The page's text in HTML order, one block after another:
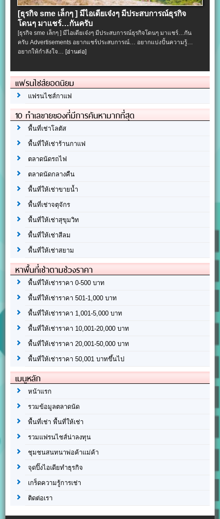
[ธุรกิจ sme เล็กๆ ] มีไอเดียเจ๋งๆ มีประสบการณ์ธุรกิจ
โดนๆ มาแชร์…กันครับ
[ธุรกิจ sme เล็กๆ ] มีไอเดียเจ๋งๆ มีประสบการณ์ธุรกิจโดนๆ มาแชร์…กัน
ครับ Advertisements อยากแชร์ประสบการณ์… อยากแบ่งปั้นความรู้…
อยากให้กำลังใจ…[อ่านต่อ]
แฟรนไชส์ยอดนิยม
แฟรนไชส์กาแฟ
10 ทำเลขายของที่มีการค้นหามากที่สุด
พื้นที่เช่าโลตัส
พื้นที่ให้เช่าร้านกาแฟ
ตลาดนัดรถไฟ
ตลาดนัดกลางคืน
พื้นที่ให้เช่าขายน้ำ
พื้นที่เช่าจตุจักร
พื้นที่ให้เช่าสุขุมวิท
พื้นที่ให้เช่าสีลม
พื้นที่ให้เช่าสยาม
หาพื้นที่เช่าตามช่วงราคา
พื้นที่ให้เช่าราคา 0-500 บาท
พื้นที่ให้เช่าราคา 501-1,000 บาท
พื้นที่ให้เช่าราคา 1,001-5,000 บาท
พื้นที่ให้เช่าราคา 10,001-20,000 บาท
พื้นที่ให้เช่าราคา 20,001-50,000 บาท
พื้นที่ให้เช่าราคา 50,001 บาทขึ้นไป
เมนูหลัก
หน้าแรก
รวมข้อมูลตลาดนัด
พื้นที่เช่า พื้นที่ให้เช่า
รวมแฟรนไชส์น่าลงทุน
ชุมชนสนทนาพ่อค้าแม่ค้า
จุดปิ๊งไอเดียทำธุรกิจ
เกร็ดความรู้การเช่า
ติดต่อเรา